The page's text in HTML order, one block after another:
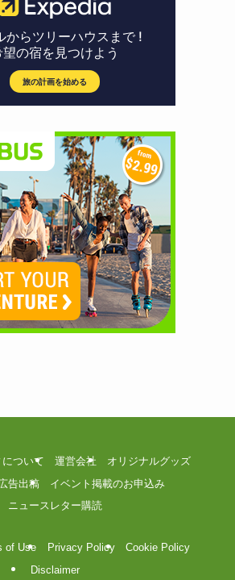
ついて 運営会社
オリジナルグッズ
告出稿
イベント掲載のお申込み
ニュースレター購読
of Use Privacy Policy
Cookie Policy
Disclaimer